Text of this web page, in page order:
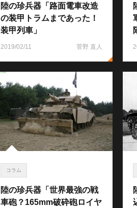
陸の珍兵器「路面電車改造
の装甲トラムまであった！
装甲列車」
2019/02/11 菅野 直人
コラム
陸の珍兵器「世界最強の戦
車砲？165mm破砕砲ロイヤ